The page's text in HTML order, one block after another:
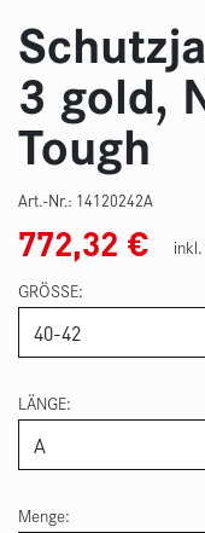
3 gold,
Tough
Art.-Nr.: 14120242A
772,32 €
GRÖSSE
LÄNGE
Menge: